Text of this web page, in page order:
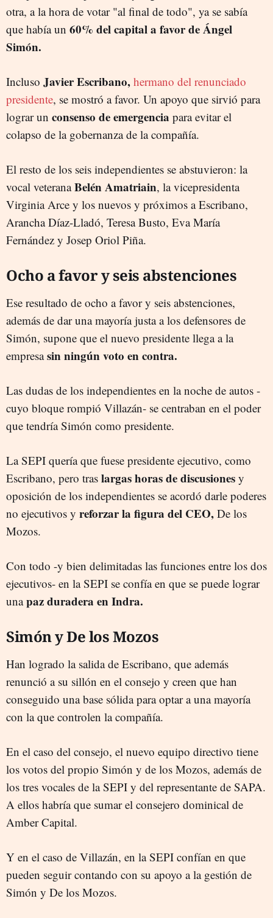
otra, a la hora de votar "al final de todo", ya se sabía
que había un 60% del capital a favor de Ángel
Simón.
Incluso Javier Escribano, hermano del renunciado
presidente, se mostró a favor. Un apoyo que sirvió para
lograr un consenso de emergencia para evitar el
colapso de la gobernanza de la compañía.
El resto de los seis independientes se abstuvieron: la
vocal veteranaBelén Amatriain, la vicepresidenta
Virginia Arce y los nuevos y próximos a Escribano,
Arancha Díaz-Lladó, Teresa Busto, Eva María
Fernández y Josep Oriol Piña.
Ocho a favor y seis abstenciones
Ese resultado de ocho a favor y seis abstenciones,
además de dar una mayoría justa a los defensores de
Simón, supone que el nuevo presidente llega a la
empresasin ningún voto en contra.
Las dudas de los independientes en la noche de autos -
cuyo bloque rompió Villazán- se centraban en el poder
que tendría Simón como presidente.
La SEPI quería que fuese presidente ejecutivo, como
Escribano, pero tras largas horas de discusiones y
oposición de los independientes se acordó darle poderes
no ejecutivos y reforzar la figura del CEO, De los
Mozos.
Con todo -y bien delimitadas las funciones entre los dos
ejecutivos- en la SEPI se confía en que se puede lograr
unapaz duradera en Indra.
Simón y De los Mozos
Han logrado la salida de Escribano, que además
renunció a su sillón en el consejo y creen que han
conseguido una base sólida para optar a una mayoría
con la que controlen la compañía.
En el caso del consejo, el nuevo equipo directivo tiene
los votos del propio Simón y de los Mozos, además de
los tres vocales de la SEPI y del representante de SAPA.
A ellos habría que sumar el consejero dominical de
Amber Capital.
Y en el caso de Villazán, en la SEPI confían en que
pueden seguir contando con su apoyo a la gestión de
Simón y De los Mozos.